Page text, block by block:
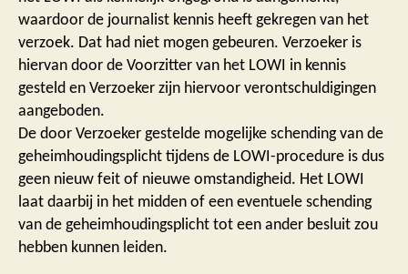
waardoor de journalist kennis heeft gekregen van het
verzoek. Dat had niet mogen gebeuren. Verzoeker is
hiervan door de Voorzitter van het LOWI in kennis
gesteld en Verzoeker zijn hiervoor verontschuldigingen
aangeboden.
De door Verzoeker gestelde mogelijke schending van de
geheimhoudingsplicht tijdens de LOWI-procedure is dus
geen nieuw feit of nieuwe omstandigheid. Het LOWI
laat daarbij in het midden of een eventuele schending
van de geheimhoudingsplicht tot een ander besluit zou
hebben kunnen leiden.